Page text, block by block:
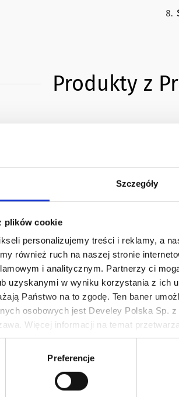
Szczegóły
plików cookie
personalizujemy treści i reklamy, a
również ruch na naszej stronie
i analitycznym. Partnerzy ci
uzyskanymi w wyniku korzystania z ich
Państwo na to zgodę. Ten baner
osobowych jest Develey Polska Sp.
Więcej informacji na temat
Twoich preferencji tylko na naszej
jest wPolityki prywatności
Preferencje
Produkty z
TABASCO® Original
350 ml
47,98 zł